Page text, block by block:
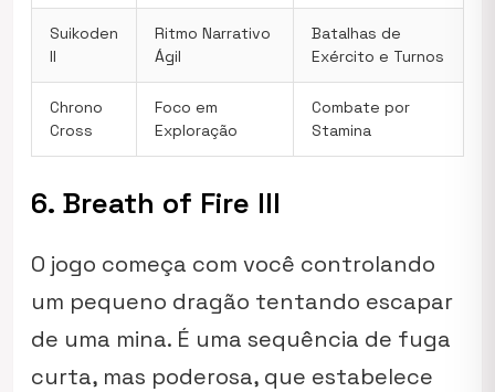
Suikoden
II
Ritmo Narrativo
Ágil
Batalhas de
Exército e Turnos
Chrono
Cross
Foco em
Exploração
Combate por
Stamina
6. Breath of Fire III
O jogo começa com você controlando
um pequeno dragão tentando escapar
de uma mina. É uma sequência de fuga
curta, mas poderosa, que estabelece